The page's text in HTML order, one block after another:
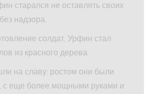
старался не оставлять своих
надзора.
солдат, Урфин стал
из красного дерева.
на славу: ростом они были
с еще более мощными руками и